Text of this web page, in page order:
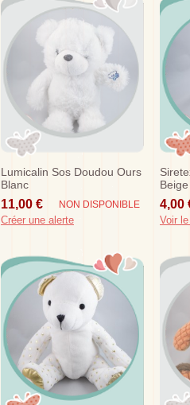
Lumicalin Sos Doudou Ours
Blanc
11,00 € NON DISPONIBLE
Créer une alerte
Vert
4,00
Voir